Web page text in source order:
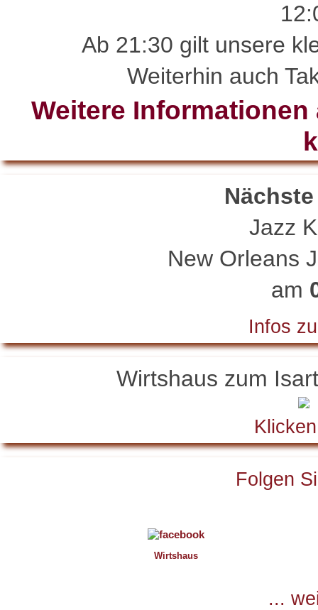
Ab 21:30 gilt unsere
Weiterhin auch
Weitere
Jazz
New Orleans
am
Infos
Wirtshaus zum
Folgen
Wirtshaus
...